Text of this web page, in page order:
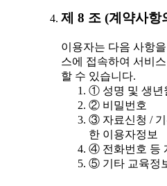
제 8 조 (계약사항
이용자는 다음 사항
스에 접속하여 서비
할 수 있습니다.
① 성명 및 생년
② 비밀번호
③ 자료신청 / 기
한 이용자정보
④ 전화번호 등
⑤ 기타 교육정